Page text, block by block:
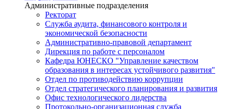
Административные подразделения
Ректорат
Служба аудита, финансового контроля и
экономической безопасности
Административно-правовой департамент
Дирекция по работе с персоналом
Кафедра ЮНЕСКО "Управление качеством
образования в интересах устойчивого развития"
Отдел по противодействию коррупции
Отдел стратегического планирования и развития
Офис технологического лидерства
Протокольно-организационная служба